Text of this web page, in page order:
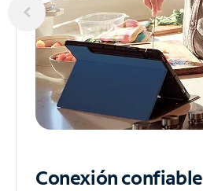
Conexión confiable